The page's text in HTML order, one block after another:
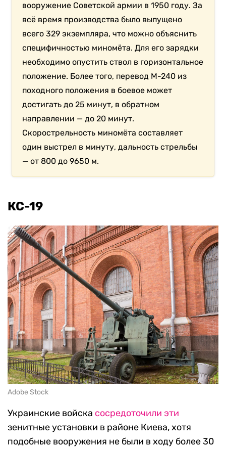
вооружение Советской армии в 1950 году. За
всё время производства было выпущено
всего 329 экземпляра, что можно объяснить
специфичностью миномёта. Для его зарядки
необходимо опустить ствол в горизонтальное
положение. Более того, перевод М-240 из
походного положения в боевое может
достигать до 25 минут, в обратном
направлении — до 20 минут.
Скорострельность миномёта составляет
один выстрел в минуту, дальность стрельбы
— от 800 до 9650 м.
КС-19
Adobe Stock
Украинские войска сосредоточили эти
зенитные установки в районе Киева, хотя
подобные вооружения не были в ходу более 30